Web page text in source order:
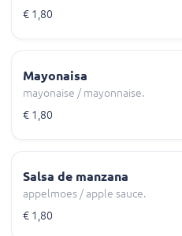
€ 1,80
Mayonaisa
mayonaise / mayonnaise.
€ 1,80
Salsa de manzana
appelmoes / apple sauce.
€ 1,80